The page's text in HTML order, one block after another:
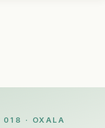
018 · OXALA